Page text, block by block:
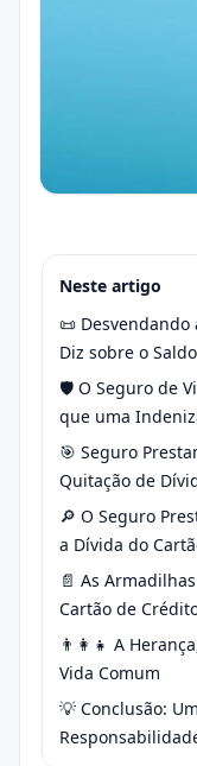
Neste artigo
📜 Desvendando
Diz sobre o
🛡️ O Seguro de
que uma
🎯 Seguro
Quitação de
🔎 O Seguro
a Dívida do
📄 As
Cartão de
👨‍👩‍👧 A
Vida Comum
💡 Conclusão: